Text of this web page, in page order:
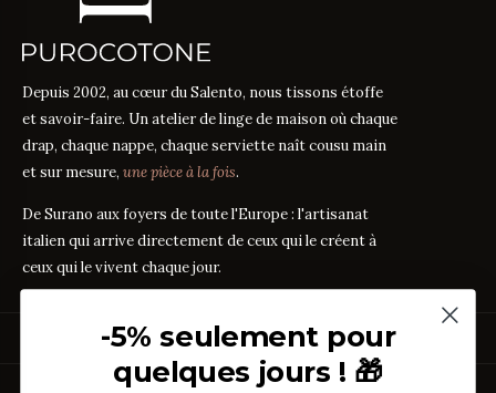
Depuis 2002, au cœur du Salento, nous tissons étoffe
et savoir-faire. Un atelier de linge de maison où chaque
drap, chaque nappe, chaque serviette naît cousu main
et sur mesure, une pièce à la fois.
De Surano aux foyers de toute l'Europe : l'artisanat
italien qui arrive directement de ceux qui le créent à
ceux qui le vivent chaque jour.
PRODUITS
GUIDES DES TISSUS
-5% seulement pour
quelques jours ! 🎁